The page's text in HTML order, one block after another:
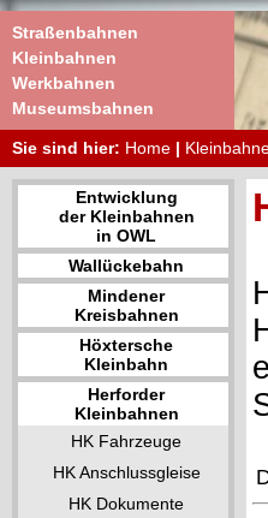
Straßenbahnen
Kleinbahnen
Werkbahnen
Museumsbahnen
Sie sind hier: Home |
Entwicklung
der Kleinbahnen
in OWL
Wallückebahn
Mindener
Kreisbahnen
Höxtersche
Kleinbahn
Herforder
Kleinbahnen
HK Fahrzeuge
HK Anschlussgleise
HK Dokumente